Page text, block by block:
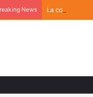
News La